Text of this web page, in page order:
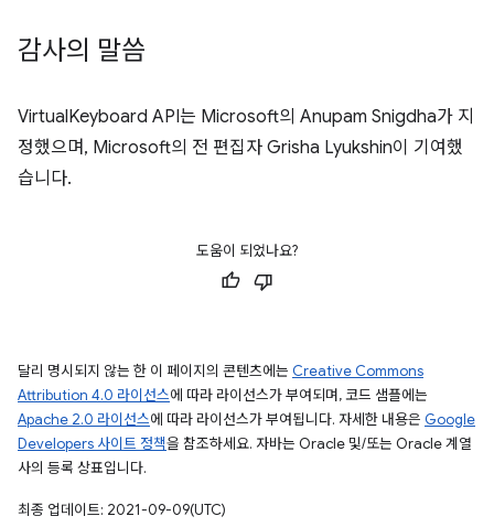
감사의 말씀
VirtualKeyboard API는 Microsoft의 Anupam Snigdha가 지
정했으며, Microsoft의 전 편집자 Grisha Lyukshin이 기여했
습니다.
도움이 되었나요?
달리 명시되지 않는 한 이 페이지의 콘텐츠에는 Creative Commons
Attribution 4.0 라이선스에 따라 라이선스가 부여되며, 코드 샘플에는
Apache 2.0 라이선스에 따라 라이선스가 부여됩니다. 자세한 내용은 Google
Developers 사이트 정책을 참조하세요. 자바는 Oracle 및/또는 Oracle 계열
사의 등록 상표입니다.
최종 업데이트: 2021-09-09(UTC)